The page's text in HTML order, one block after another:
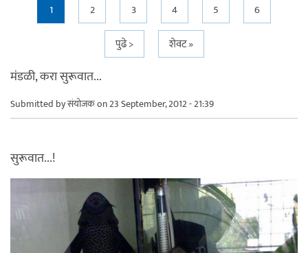
Pages
1 2 3 4 5
6
पुढे >
शेवट »
मंडळी, करा सुरूवात...
Submitted byसंयोजकon 23 September, 2012 - 21:39
सुरूवात...!